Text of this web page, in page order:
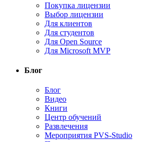
Покупка лицензии
Выбор лицензии
Для клиентов
Для студентов
Для Open Source
Для Microsoft MVP
Блог
Блог
Видео
Книги
Центр обучений
Развлечения
Мероприятия PVS-Studio